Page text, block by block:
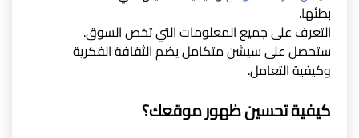
بطئها.
التعرف على جميع المعلومات التي تخص السوق.
ستحصل على سيشن متكامل يضم الثقافة الفكرية
وكيفية التعامل.
كيفية تحسين ظهور موقعك؟